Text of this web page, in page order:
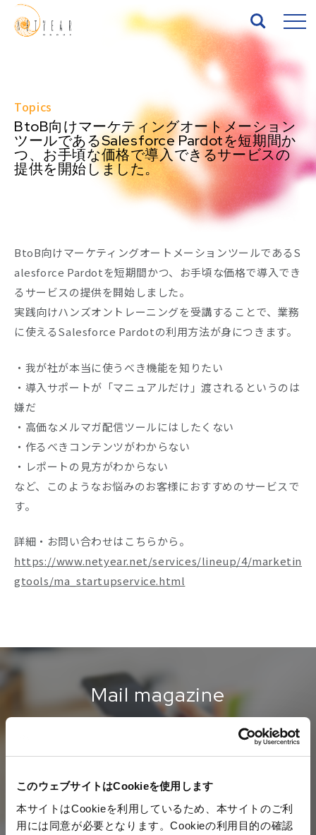
このウェブサイトはCookieを使用します
本サイトはCookieを利用しているため、本サイトのご利
用には同意が必要となります。Cookieの利用目的の確認
About
Services
Seminar
IR
Recruit
Topics
BtoB向けマーケティングオートメーション
ツールであるSalesforce Pardotを短期間か
つ、お手頃な価格で導入できるサービスの
提供を開始しました。
BtoB向けマーケティングオートメーションツールであるS
alesforce Pardotを短期間かつ、お手頃な価格で導入でき
るサービスの提供を開始しました。
実践向けハンズオントレーニングを受講することで、業務
に使えるSalesforce Pardotの利用方法が身につきます。
・我が社が本当に使うべき機能を知りたい
・導入サポートが「マニュアルだけ」渡されるというのは
嫌だ
・高価なメルマガ配信ツールにはしたくない
・作るべきコンテンツがわからない
・レポートの見方がわからない
など、このようなお悩みのお客様におすすめのサービスで
す。
詳細・お問い合わせはこちらから。
https://www.netyear.net/services/lineup/4/marketin
gtools/ma_startupservice.html
Mail magazine
ネットイヤーグループの最新情報を
ご登録はこちら